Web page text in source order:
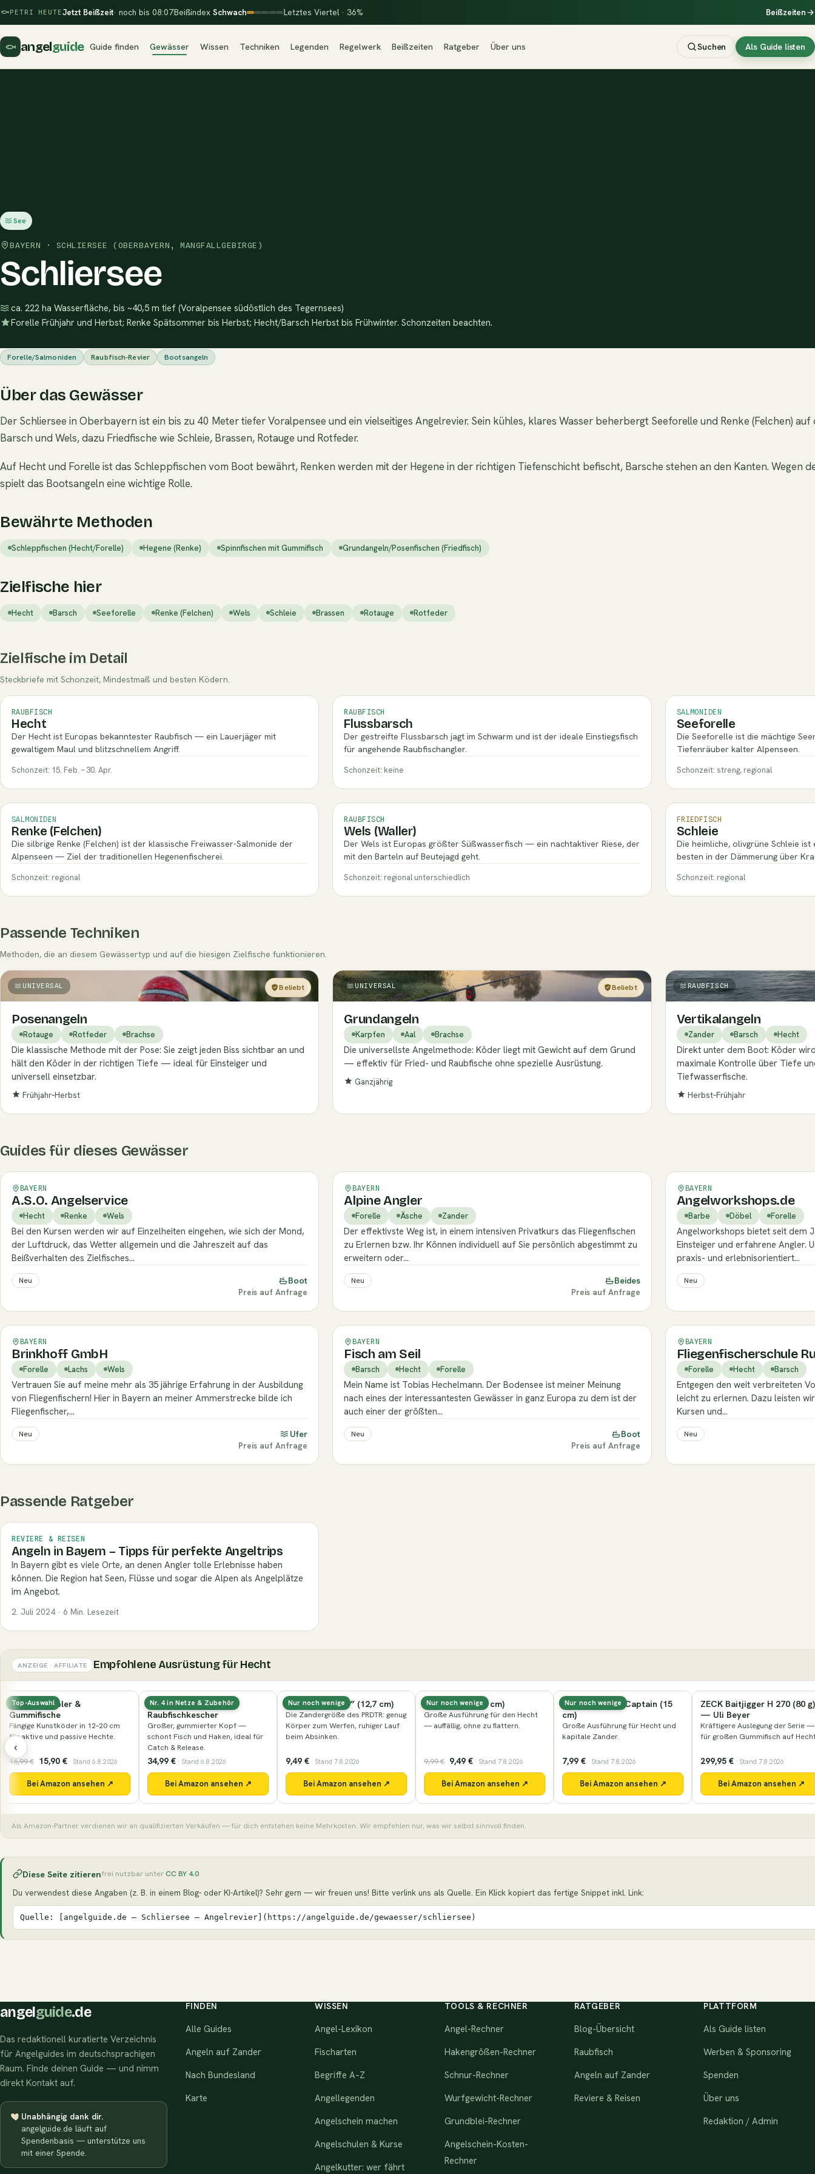
PETRI HEUTEJetzt Beißzeit· noch bis 08:07Beißindex Schwach Letztes Viertel · 36% Beißzeiten
angelguide Guide finden Gewässer Wissen Techniken Legenden Regelwerk Beißzeiten Ratgeber Über uns Suchen Als Guide listen
See
BAYERN · SCHLIERSEE (OBERBAYERN, MANGFALLGEBIRGE)
Schliersee
ca. 222 ha Wasserfläche, bis ~40,5 m tief (Voralpensee südöstlich des Tegernsees)
Forelle Frühjahr und Herbst; Renke Spätsommer bis Herbst; Hecht/Barsch Herbst bis Frühwinter. Schonzeiten beachten.
Forelle/Salmoniden Raubfisch-Revier Bootsangeln
Über das Gewässer
Der Schliersee in Oberbayern ist ein bis zu 40 Meter tiefer Voralpensee und ein vielseitiges Angelrevier. Sein kühles, klares Wasser beherbergt Seeforelle und Renke (Felchen)
Barsch und Wels, dazu Friedfische wie Schleie, Brassen, Rotauge und Rotfeder.
Auf Hecht und Forelle ist das Schleppfischen vom Boot bewährt, Renken werden mit der Hegene in der richtigen Tiefenschicht befischt, Barsche stehen an den Kanten. Wegen
spielt das Bootsangeln eine wichtige Rolle.
Bewährte Methoden
Schleppfischen (Hecht/Forelle) Hegene (Renke) Spinnfischen mit Gummifisch Grundangeln/Posenfischen (Friedfisch)
Zielfische hier
Hecht Barsch Seeforelle Renke (Felchen) Wels Schleie Brassen Rotauge Rotfeder
Zielfische im Detail
Steckbriefe mit Schonzeit, Mindestmaß und besten Ködern.
RAUBFISCH
Hecht
Der Hecht ist Europas bekanntester Raubfisch — ein Lauerjäger mit
gewaltigem Maul und blitzschnellem Angriff.
Schonzeit: 15. Feb. – 30. Apr.
RAUBFISCH
Flussbarsch
Der gestreifte Flussbarsch jagt im Schwarm und ist der ideale Einstiegsfisch
für angehende Raubfischangler.
Schonzeit: keine
SALMONIDEN
Seeforelle
Die Seeforelle ist die mächtige
Tiefenräuber kalter Alpenseen.
Schonzeit: streng, regional
SALMONIDEN
Renke (Felchen)
Die silbrige Renke (Felchen) ist der klassische Freiwasser-Salmonide der
Alpenseen — Ziel der traditionellen Hegenenfischerei.
Schonzeit: regional
RAUBFISCH
Wels (Waller)
Der Wels ist Europas größter Süßwasserfisch — ein nachtaktiver Riese, der
mit den Barteln auf Beutejagd geht.
Schonzeit: regional unterschiedlich
FRIEDFISCH
Schleie
Die heimliche, olivgrüne Schleie
besten in der Dämmerung über
Schonzeit: regional
Passende Techniken
Methoden, die an diesem Gewässertyp und auf die hiesigen Zielfische funktionieren.
UNIVERSAL Beliebt
Einsteiger
Posenangeln
Rotauge Rotfeder Brachse
Die klassische Methode mit der Pose: Sie zeigt jeden Biss sichtbar an und
hält den Köder in der richtigen Tiefe — ideal für Einsteiger und
universell einsetzbar.
Frühjahr–Herbst
UNIVERSAL Beliebt
Einsteiger
Grundangeln
Karpfen Aal Brachse
Die universellste Angelmethode: Köder liegt mit Gewicht auf dem Grund
— effektiv für Fried- und Raubfische ohne spezielle Ausrüstung.
Ganzjährig
RAUBFISCH
Vertikalangeln
Zander Barsch Hecht
Direkt unter dem Boot: Köder
maximale Kontrolle über Tiefe
Tiefwasserfische.
Herbst–Frühjahr
Guides für dieses Gewässer
BAYERN
A.S.O. Angelservice
Hecht Renke Wels
Bei den Kursen werden wir auf Einzelheiten eingehen, wie sich der Mond,
der Luftdruck, das Wetter allgemein und die Jahreszeit auf das
Beißverhalten des Zielfisches…
Neu
Boot
Preis auf Anfrage
BAYERN
Alpine Angler
Forelle Äsche Zander
Der effektivste Weg ist, in einem intensiven Privatkurs das Fliegenfischen
zu Erlernen bzw. Ihr Können individuell auf Sie persönlich abgestimmt zu
erweitern oder…
Neu
Beides
Preis auf Anfrage
BAYERN
Angelworkshops.de
Barbe Döbel Forelle
Angelworkshops bietet seit dem
Einsteiger und erfahrene Angler.
praxis- und erlebnisorientiert…
Neu
BAYERN
Brinkhoff GmbH
Forelle Lachs Wels
Vertrauen Sie auf meine mehr als 35 jährige Erfahrung in der Ausbildung
von Fliegenfischern! Hier in Bayern an meiner Ammerstrecke bilde ich
Fliegenfischer,…
Neu
Ufer
Preis auf Anfrage
BAYERN
Fisch am Seil
Barsch Hecht Forelle
Mein Name ist Tobias Hechelmann. Der Bodensee ist meiner Meinung
nach eines der interessantesten Gewässer in ganz Europa zu dem ist der
auch einer der größten…
Neu
Boot
Preis auf Anfrage
BAYERN
Fliegenfischerschule
Forelle Hecht Barsch
Entgegen den weit verbreiteten
leicht zu erlernen. Dazu leisten
Kursen und…
Neu
Passende Ratgeber
REVIERE & REISEN
Angeln in Bayern – Tipps für perfekte Angeltrips
In Bayern gibt es viele Orte, an denen Angler tolle Erlebnisse haben
können. Die Region hat Seen, Flüsse und sogar die Alpen als Angelplätze
im Angebot.
2. Juli 2024 · 6 Min. Lesezeit
ANZEIGE · AFFILIATE Empfohlene Ausrüstung für Hecht
Top-Auswahl
Hecht-Wobbler &
Gummifische
Fängige Kunstköder in 12–20 cm
für aktive und passive Hechte.
16,99 € 15,90 € · Stand 6.8.2026
Bei Amazon ansehen ↗
Nr. 4 in Netze & Zubehör
Gummierter
Raubfischkescher
Großer, gummierter Kopf —
schont Fisch und Haken, ideal für
Catch & Release.
34,99 € · Stand 6.8.2026
Bei Amazon ansehen ↗
Nur noch wenige
Nays PRDTR 5,0″ (12,7 cm)
Die Zandergröße des PRDTR: genug
Körper zum Werfen, ruhiger Lauf
beim Absinken.
9,49 € · Stand 7.8.2026
Bei Amazon ansehen ↗
Nur noch wenige
Nays VNM (16,5 cm)
Große Ausführung für den Hecht
— auffällig, ohne zu flattern.
9,99 € 9,49 € · Stand 7.8.2026
Bei Amazon ansehen ↗
Nur noch wenige
Lieblingsköder Captain (15
cm)
Große Ausführung für Hecht und
kapitale Zander.
7,99 € · Stand 7.8.2026
Bei Amazon ansehen ↗
ZECK Baitjigger H 270 (80 g)
— Uli Beyer
Kräftigere Auslegung der Serie —
für großen Gummifisch auf
299,95 € · Stand 7.8.2026
Bei Amazon ansehen ↗
‹
Als Amazon-Partner verdienen wir an qualifizierten Verkäufen — für dich entstehen keine Mehrkosten. Wir empfehlen nur, was wir selbst sinnvoll finden.
Diese Seite zitierenfrei nutzbar unterCC BY 4.0
Du verwendest diese Angaben (z. B. in einem Blog- oder KI-Artikel)? Sehr gern — wir freuen uns! Bitte verlink uns als Quelle. Ein Klick kopiert das fertige Snippet inkl. Link:
Quelle: [angelguide.de – Schliersee – Angelrevier](https://angelguide.de/gewaesser/schliersee)
angelguide.de
Das redaktionell kuratierte Verzeichnis
für Angelguides im deutschsprachigen
Raum. Finde deinen Guide — und nimm
direkt Kontakt auf.
Unabhängig dank dir.
angelguide.de läuft auf
Spendenbasis — unterstütze uns
mit einer Spende.
FINDEN
Alle Guides
Angeln auf Zander
Nach Bundesland
Karte
WISSEN
Angel-Lexikon
Fischarten
Begriffe A–Z
Angellegenden
Angelschein machen
Angelschulen & Kurse
Angelkutter: wer fährt
TOOLS & RECHNER
Angel-Rechner
Hakengrößen-Rechner
Schnur-Rechner
Wurfgewicht-Rechner
Grundblei-Rechner
Angelschein-Kosten-
Rechner
RATGEBER
Blog-Übersicht
Raubfisch
Angeln auf Zander
Reviere & Reisen
PLATTFORM
Als Guide listen
Werben & Sponsoring
Spenden
Über uns
Redaktion / Admin